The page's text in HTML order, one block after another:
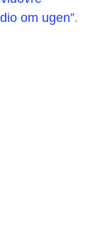
om ugen”.